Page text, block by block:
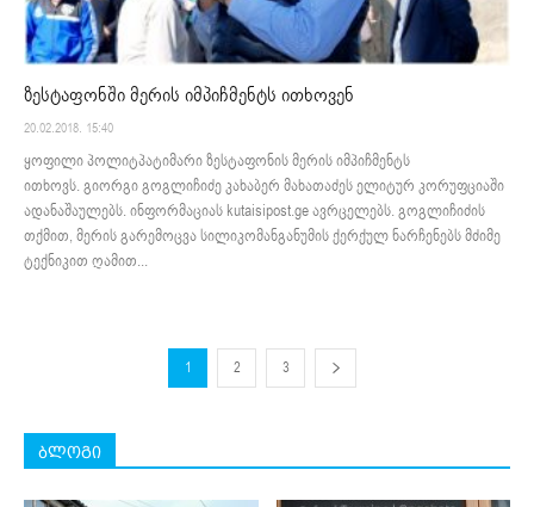
ზესტაფონში მერის იმპიჩმენტს ითხოვენ
20.02.2018. 15:40
ყოფილი პოლიტპატიმარი ზესტაფონის მერის იმპიჩმენტს
ითხოვს. გიორგი გოგლიჩიძე კახაბერ მახათაძეს ელიტურ კორუფციაში
ადანაშაულებს. ინფორმაციას kutaisipost.ge ავრცელებს. გოგლიჩიძის
თქმით, მერის გარემოცვა სილიკომანგანუმის ქერქულ ნარჩენებს მძიმე
ტექნიკით ღამით...
1 2 3
ბლოგი